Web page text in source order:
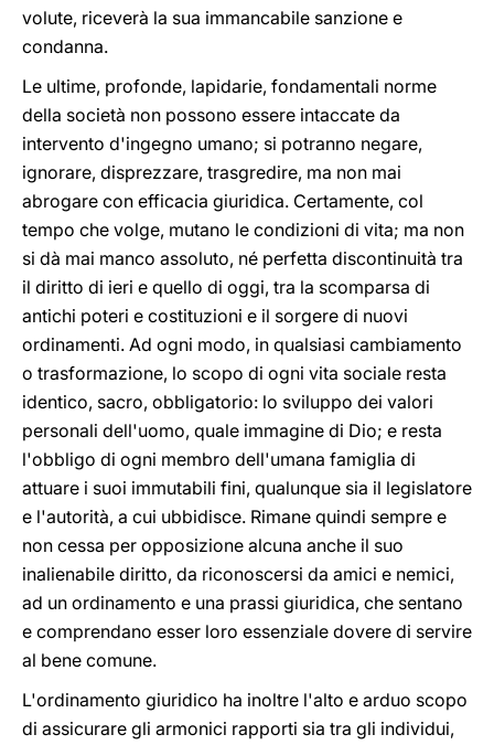
volute, riceverà la sua immancabile sanzione e
condanna.
Le ultime, profonde, lapidarie, fondamentali norme
della società non possono essere intaccate da
intervento d'ingegno umano; si potranno negare,
ignorare, disprezzare, trasgredire, ma non mai
abrogare con efficacia giuridica. Certamente, col
tempo che volge, mutano le condizioni di vita; ma non
si dà mai manco assoluto, né perfetta discontinuità tra
il diritto di ieri e quello di oggi, tra la scomparsa di
antichi poteri e costituzioni e il sorgere di nuovi
ordinamenti. Ad ogni modo, in qualsiasi cambiamento
o trasformazione, lo scopo di ogni vita sociale resta
identico, sacro, obbligatorio: lo sviluppo dei valori
personali dell'uomo, quale immagine di Dio; e resta
l'obbligo di ogni membro dell'umana famiglia di
attuare i suoi immutabili fini, qualunque sia il legislatore
e l'autorità, a cui ubbidisce. Rimane quindi sempre e
non cessa per opposizione alcuna anche il suo
inalienabile diritto, da riconoscersi da amici e nemici,
ad un ordinamento e una prassi giuridica, che sentano
e comprendano esser loro essenziale dovere di servire
al bene comune.
L'ordinamento giuridico ha inoltre l'alto e arduo scopo
di assicurare gli armonici rapporti sia tra gli individui,